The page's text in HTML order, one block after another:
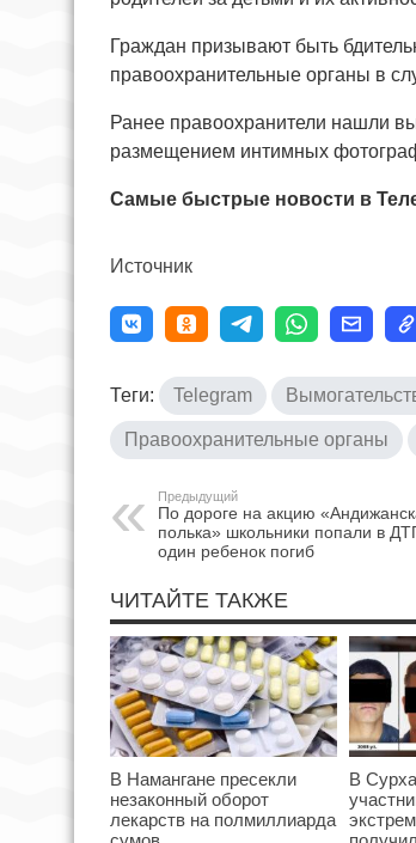
Граждан призывают быть
правоохранительные органы в
Ранее правоохранители нашли
размещением интимных
Самые быстрые новости в
Источник
Теги: Telegram
Правоохранительные органы
Предыдущий
По дороге на акцию
полька» школьники попали в
один ребенок погиб
ЧИТАЙТЕ ТАКЖЕ
В Намангане пресекли
незаконный оборот
лекарств на полмиллиарда
В